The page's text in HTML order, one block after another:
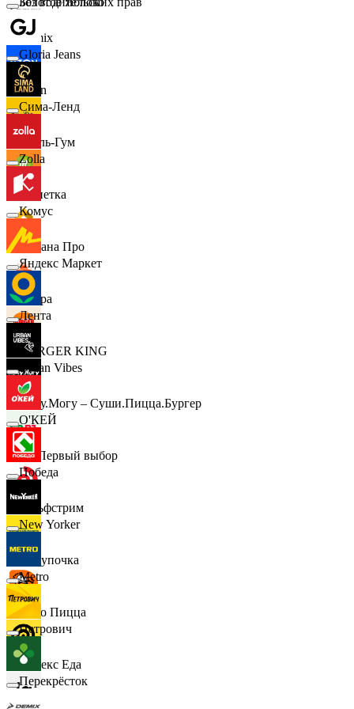
Demix
Ozon
Бубль-Гум
Монетка
Лемана Про
7 утра
BURGER KING
Хочу.Могу – Суши.Пицца.Бургер
B1 Первый выбор
Гольфстрим
Покупочка
Додо Пицца
Яндекс Еда
Gloria Jeans
Сима-Ленд
Zolla
Комус
Яндекс Маркет
Лента
Urban Vibes
О'КЕЙ
Победа
New Yorker
Metro
Петрович
Перекрёсток